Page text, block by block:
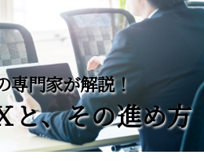
専門家が解説！
と、その進め方